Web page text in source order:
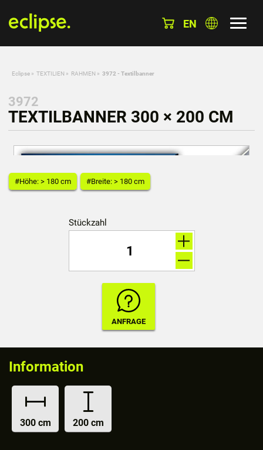
EN
Eclipse » TEXTILIEN » RAHMEN » 3972 - Textilbanner
3972
TEXTILBANNER 300 × 200 CM
#Höhe: > 180 cm #Breite: > 180 cm
Stückzahl
Information
300 cm 200 cm